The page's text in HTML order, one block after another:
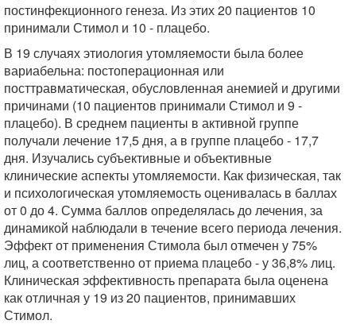
постинфекционного генеза. Из этих 20 пациентов 10
принимали Стимол и 10 - плацебо.
В 19 случаях этиология утомляемости была более
вариабельна: постоперационная или
посттравматическая, обусловленная анемией и другими
причинами (10 пациентов принимали Стимол и 9 -
плацебо). В среднем пациенты в активной группе
получали лечение 17,5 дня, а в группе плацебо - 17,7
дня. Изучались субъективные и объективные
клинические аспекты утомляемости. Как физическая, так
и психологическая утомляемость оценивалась в баллах
от 0 до 4. Сумма баллов определялась до лечения, за
динамикой наблюдали в течение всего периода лечения.
Эффект от применения Стимола был отмечен у 75%
лиц, а соответственно от приема плацебо - у 36,8% лиц.
Клиническая эффективность препарата была оценена
как отличная у 19 из 20 пациентов, принимавших
Стимол.